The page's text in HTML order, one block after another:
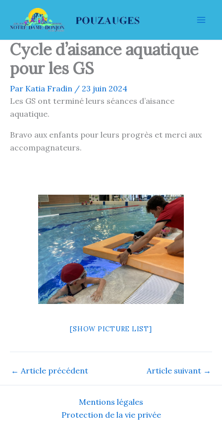
contenu
Cycle d’aisance aquatique
pour les GS
Par Katia Fradin / 23 juin 2024
Les GS ont terminé leurs séances d’aisance
aquatique.
Bravo aux enfants pour leurs progrès et merci aux
accompagnateurs.
[SHOW PICTURE LIST]
← Article précédent Article suivant →
Mentions légales
Protection de la vie privée